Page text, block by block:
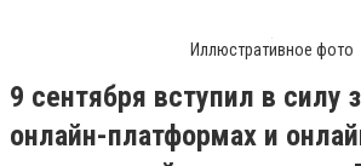
Иллюстративное фото
9 сентября вступил в силу
онлайн-платформах и